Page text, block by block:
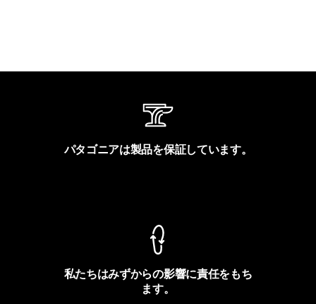
パタゴニアは製品を保証しています。
私たちはみずからの影響に責任をもち
ます。